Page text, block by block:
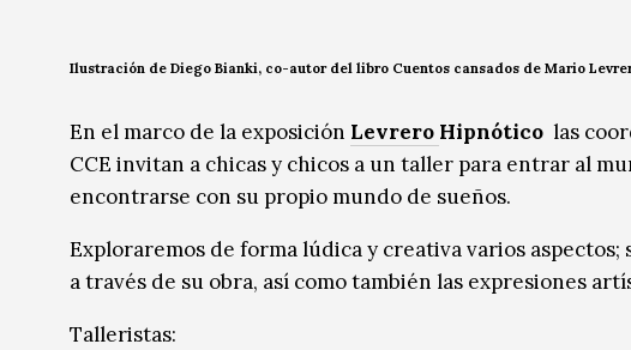
Sin categoría Sin categoría
Ilustración de Diego Bianki, co-autor del libro Cuentos cansados de Mario
En el marco de la exposición Levrero Hipnótico las
CCE invitan a chicas y chicos a un taller para entrar al
encontrarse con su propio mundo de sueños.
Exploraremos de forma lúdica y creativa varios
a través de su obra, así como también las expresiones
Talleristas: